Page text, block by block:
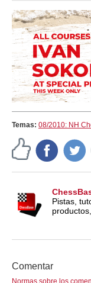
Temas: 08/2010: NH
Pistas,
Comentar